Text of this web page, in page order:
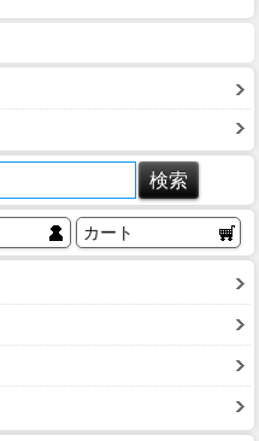
カート